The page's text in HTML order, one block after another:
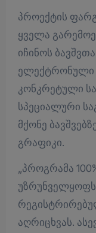
პროექტის
ყველა
იჩინოს
ელექტრონული
კონკრეტული
სპეციალური
მქონე
გრაფიკი.
„პროგრამა
აღრიცხვას.